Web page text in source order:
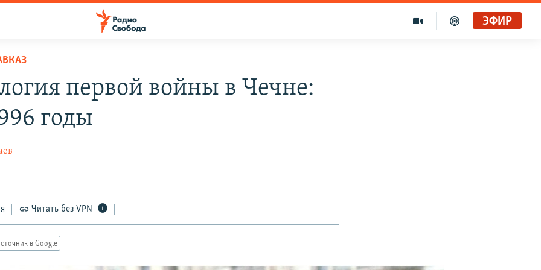
ЭФИР
первой войны в Чечне:
годы
Читать без VPN
в Google